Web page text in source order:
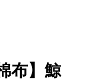
布】鯨